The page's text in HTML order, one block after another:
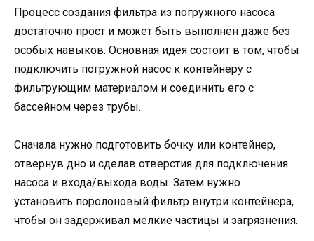
Процесс создания фильтра из погружного насоса
достаточно прост и может быть выполнен даже без
особых навыков. Основная идея состоит в том, чтобы
подключить погружной насос к контейнеру с
фильтрующим материалом и соединить его с
бассейном через трубы.
Сначала нужно подготовить бочку или контейнер,
отвернув дно и сделав отверстия для подключения
насоса и входа/выхода воды. Затем нужно
установить поролоновый фильтр внутри контейнера,
чтобы он задерживал мелкие частицы и загрязнения.